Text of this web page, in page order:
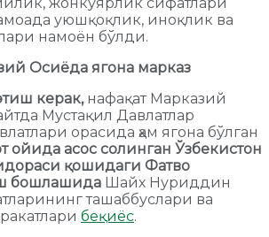
уюшқоқлик, иноқлик ва
намоён бўлди.
Осиёда ягона марказ
керак,нафақат Марказий
Мустақил Давлатлар
орасида ҳам ягона бўлган
ойида асос солинган Ўзбекистон
қошидаги Фатво
бошлашида Шайх Нуриддин
ташаббуслари ва
беқиёс.